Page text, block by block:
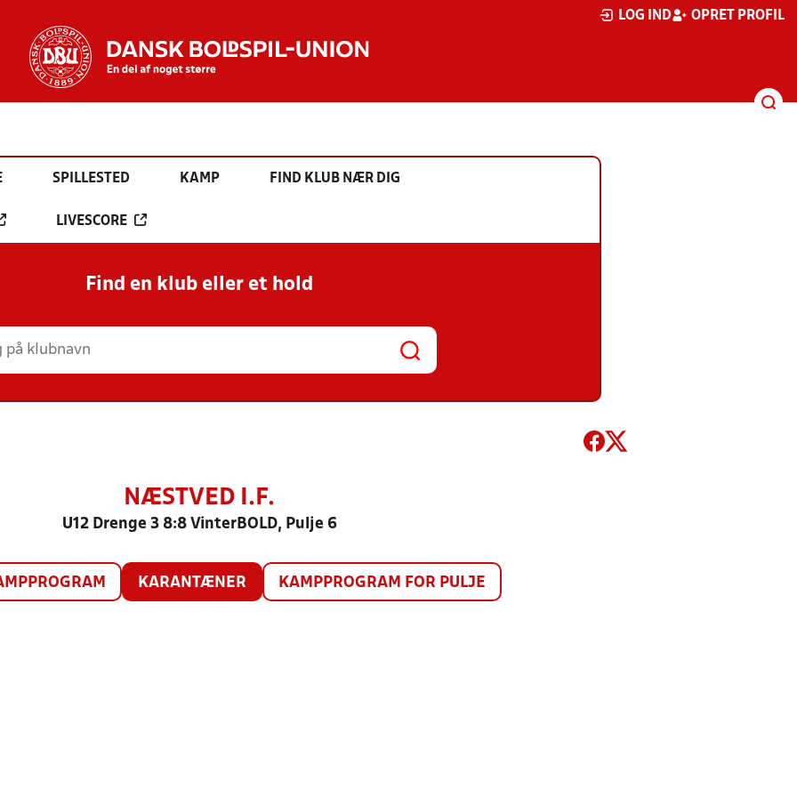
LOG IND OPRET PROFIL
SPILLESTED KAMP FIND KLUB NÆR DIG
LIVESCORE
Find en klub eller et hold
NÆSTVED I.F.
U12 Drenge 3 8:8 VinterBOLD, Pulje 6
KARANTÆNER KAMPPROGRAM FOR PULJE